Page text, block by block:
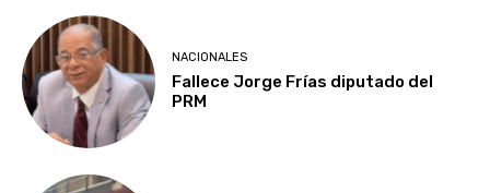
NACIONALES
Fallece Jorge Frías diputado del
PRM